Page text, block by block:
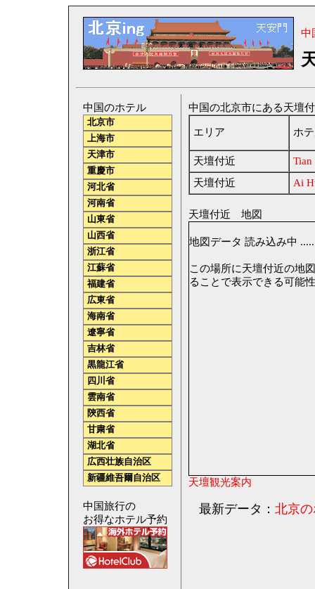
中
中国の北京市にある天壇
エリア ホ
天壇付近
Tian
天壇付近
Ai
天壇付近 地図
地図データ 読み込み中
この場所に天壇付近の地
ることで表示できる可能
天壇観光案内
最新データ： 北京
中国のホテル
北京市
上海市
天津市
重慶市
河北省
河南省
山東省
山西省
浙江省
江蘇省
福建省
広東省
海南省
遼寧省
吉林省
黒龍江省
四川省
雲南省
陝西省
甘粛省
湖北省
広西壮族自治区
新疆維吾爾自治区
中国旅行の
お得なホテル予約